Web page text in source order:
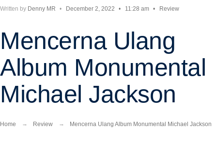
Written by Denny MR • December 2, 2022 • 11:28 am • Review
Mencerna Ulang
Album Monumental
Michael Jackson
Home Review Mencerna Ulang Album Monumental Michael Jackson